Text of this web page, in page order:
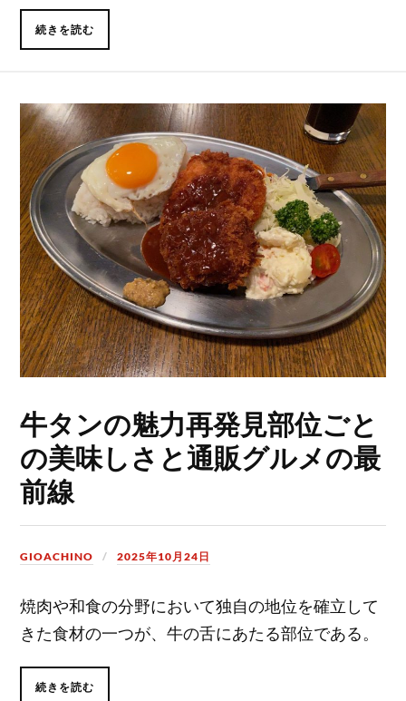
続きを読む
牛タンの魅力再発見部位ごと
の美味しさと通販グルメの最
前線
GIOACHINO 2025年10月24日
焼肉や和食の分野において独自の地位を確立して
きた食材の一つが、牛の舌にあたる部位である。
続きを読む